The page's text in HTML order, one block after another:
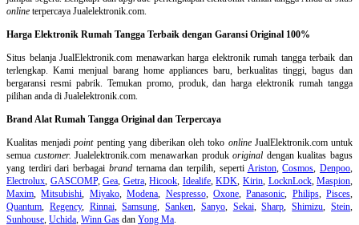
online terpercaya Jualelektronik.com.
Harga Elektronik Rumah Tangga Terbaik dengan Garansi Original 100%
Situs belanjaJualElektronik.com menawarkan harga elektronik rumah tangga terbaik dan
terlengkap. Kami menjual barang home appliances baru, berkualitas tinggi, bagus dan
bergaransi resmi pabrik. Temukan promo, produk, dan harga elektronik rumah tangga
pilihan anda di Jualelektronik.com.
Brand Alat Rumah Tangga Original dan Terpercaya
Kualitas menjadipointpenting yang diberikan oleh toko onlineJualElektronik.com untuk
semua customer. Jualelektronik.com menawarkan produkoriginal dengan kualitas bagus
yang terdiri dari berbagai brandternama dan terpilih, seperti Ariston,Cosmos,Denpoo,
Electrolux, GASCOMP,Gea, Getra,Hicook, Idealife,KDK, Kirin, LocknLock,Maspion,
Maxim,Mitsubishi, Miyako,Modena, Nespresso, Oxone,Panasonic, Philips, Pisces,
Quantum, Regency, Rinnai,Samsung,Sanken, Sanyo, Sekai,Sharp,Shimizu,Stein,
Sunhouse, Uchida, Winn Gas dan Yong Ma.